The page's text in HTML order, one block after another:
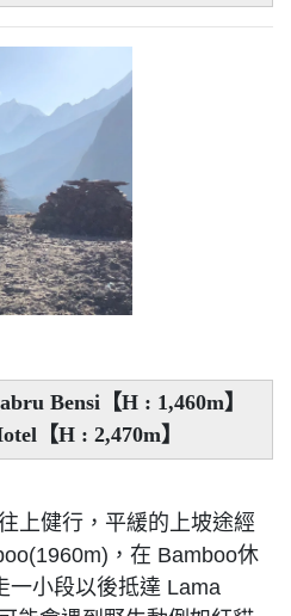
Bensi【H : 1,460m】
【H : 2,470m】
上健行，平緩的上坡途經
，在 Bamboo休
一小段以後抵達 Lama